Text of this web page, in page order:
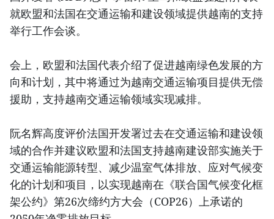
就欧盟和法国在交通运输和建设领域提供越南的支持
举行工作会谈。
会上，欧盟和法国代表介绍了促进越南绿色发展的方
向和计划，其中将通过为越南交通运输项目提供无偿
援助，支持越南交通运输领域实现减排。
阮名辉高度评价法国开发署过去在交通运输和建设领
域的合作并建议欧盟和法国支持越南建设部实施关于
交通运输能源转型、减少温室气体排放、应对气候变
化的计划和项目，以实现越南在《联合国气候变化框
架公约》第26次缔约方大会（COP26）上承诺的